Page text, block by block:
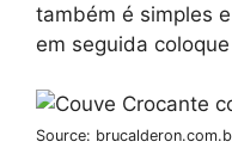
também é simples
em seguida
Source: